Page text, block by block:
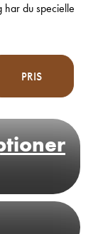
har du specielle